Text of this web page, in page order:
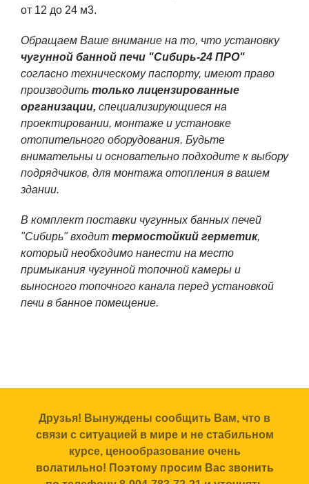
от 12 до 24 м3.
Обращаем Ваше внимание на то, что установку
чугунной банной печи "Сибирь-24 ПРО"
согласно техническому паспорту, имеют право
производить только лицензированные
организации, специализирующиеся на
проектировании, монтаже и установке
отопительного оборудования. Будьте
внимательны и основательно подходите к выбору
подрядчиков, для монтажа отопления в вашем
здании.
В комплект поставки чугунных банных печей
"Сибирь" входит термостойкий герметик,
который необходимо нанести на место
примыкания чугунной топочной камеры и
выносного топочного канала перед установкой
печи в банное помещение.
Друзья! Вынуждены сообщить Вам, что в
связи с ситуацией в мире и не стабильном
курсе, ценообразование очень
волатильно! Поэтому просим Вас звонить